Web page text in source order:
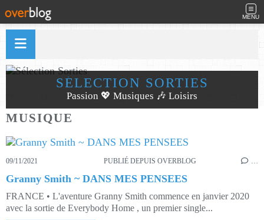
MENU
SÉLECTION SORTIES
Passion 💖 Musiques 🎶 Loisirs
MUSIQUE
09/11/2021 PUBLIÉ DEPUIS OVERBLOG …
Granny Smith ~ DANS MES PENSEES
FRANCE • L'aventure Granny Smith commence en janvier 2020
avec la sortie de Everybody Home , un premier single...